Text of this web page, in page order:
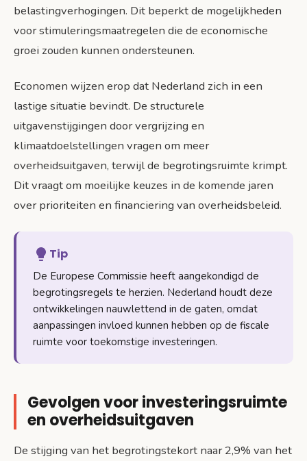
belastingverhogingen. Dit beperkt de mogelijkheden
voor stimuleringsmaatregelen die de economische
groei zouden kunnen ondersteunen.
Economen wijzen erop dat Nederland zich in een
lastige situatie bevindt. De structurele
uitgavenstijgingen door vergrijzing en
klimaatdoelstellingen vragen om meer
overheidsuitgaven, terwijl de begrotingsruimte krimpt.
Dit vraagt om moeilijke keuzes in de komende jaren
over prioriteiten en financiering van overheidsbeleid.
Tip
De Europese Commissie heeft aangekondigd de
begrotingsregels te herzien. Nederland houdt deze
ontwikkelingen nauwlettend in de gaten, omdat
aanpassingen invloed kunnen hebben op de fiscale
ruimte voor toekomstige investeringen.
Gevolgen voor investeringsruimte
en overheidsuitgaven
De stijging van het begrotingstekort naar 2,9% van het